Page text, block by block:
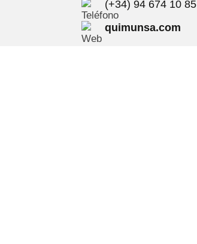
(+34) 94 674 10 85
quimunsa.com